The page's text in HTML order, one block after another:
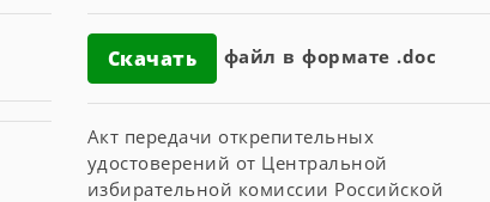
Скачать файл в формате .doc
Акт передачи открепительных
удостоверений от Центральной
избирательной комиссии Российской